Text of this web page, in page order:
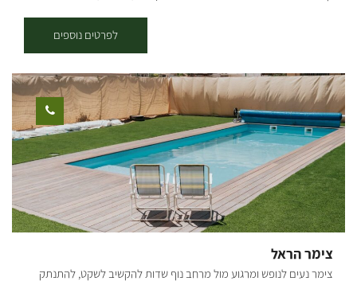
לכל סוויטה בריכות פרטית (מחוממת בעונה). עוד במקום: חצרות פרטיות
עם בריכות מחוממות, ערסלים ופינות ישיבה, מרחבים פתוחים ואינסופיים
מסביב עם שדות עד האופק, רוח תמידית מלטפת המגיעה ממערב,
שקיעות יפהפיות ותחושה שכאן הזמן עוצר מלכת! בכל יחידה ג׳קוזי אמבט
גדול ומפנק, פינת ישיבה מיוחדת, טלוויזיה, מטבח בסיסי ומאובזר לבישולים,
פינת קפה מלאה, אספרסו ופינוקים נוספים. נשמח להמליץ לכם על טיולים,
סינגלים באזור, מסעדות ועוד אטרקציות… במקום לא קיימים שירותי נכים,
חניות נכים ואין שבילי גישה לנכים בשלב זה. המקום מיועד לזוגות ומבוגרים
בלבד (מגיל 18. ללא ילדים). בהזמנת מינימום 2 לילות נופש. חלומות לפז
מקום מאד מיוחד עם אינסוף אהבה וקסם
לפרטים נוספים
צימר הראל
צימר נעים לנופש ומרגוע מול מרחב נוף שדות להקשיב לשקט, להתנתק